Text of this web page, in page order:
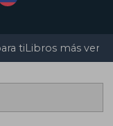
tiLibros más